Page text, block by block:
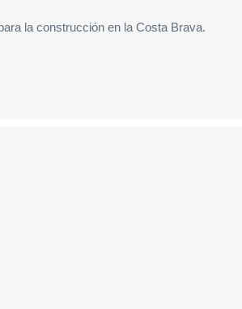
la construcción en la Costa Brava.